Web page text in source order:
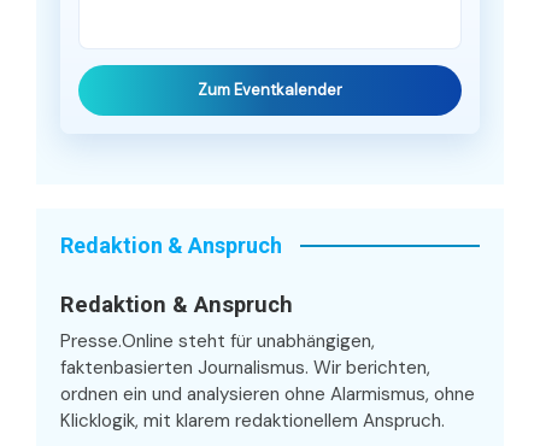
Zum Eventkalender
Redaktion & Anspruch
Redaktion & Anspruch
Presse.Online steht für unabhängigen,
faktenbasierten Journalismus. Wir berichten,
ordnen ein und analysieren ohne Alarmismus, ohne
Klicklogik, mit klarem redaktionellem Anspruch.